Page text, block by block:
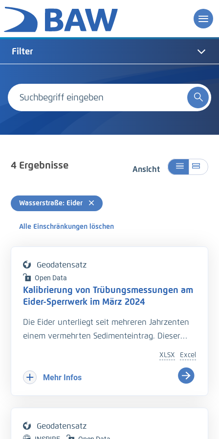
Filter
4Ergebnisse Ansicht
Wasserstraße: Eider
Alle Einschränkungen löschen
Geodatensatz
Open Data
Kalibrierung von Trübungsmessungen am
Eider-Sperrwerk im März 2024
Die Eider unterliegt seit mehreren Jahrzenten
einem vermehrten Sedimenteintrag. Dieser
Hinterlandes so wie die Schiffbarkeit des
Bundeswasserstraße.
der Entwässerung des Hinterlandes führt. Das
Excel
XLSX
Mehr Infos
Geodatensatz